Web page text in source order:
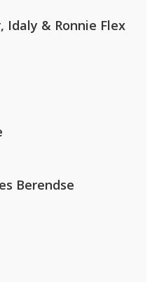
Idaly & Ronnie Flex
Berendse